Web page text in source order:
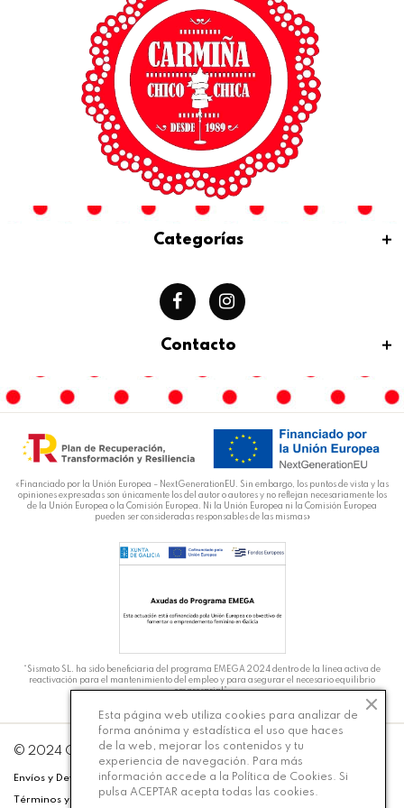
Categorías
Contacto
«Financiado por la Unión Europea – NextGenerationEU. Sin embargo, los puntos de vista y las
opiniones expresadas son únicamente los del autor o autores y no reflejan necesariamente los
de la Unión Europea o la Comisión Europea. Ni la Unión Europea ni la Comisión Europea
pueden ser consideradas responsables de las mismas»
“Sismato SL. ha sido beneficiaria del programa EMEGA 2024 dentro de la línea activa de
reactivación para el mantenimiento del empleo y para asegurar el necesario equilibrio
empresarial”.
© 2024 Carmiña Moda - Desarrollado porSilicon
Envíos y Devoluciones Política de Privacidad
Aviso Legal
Términos y Condiciones
Cookies
Esta página web utiliza cookies para analizar de
forma anónima y estadística el uso que haces
de la web, mejorar los contenidos y tu
experiencia de navegación. Para más
información accede a la Política de Cookies. Si
pulsa ACEPTAR acepta todas las cookies.